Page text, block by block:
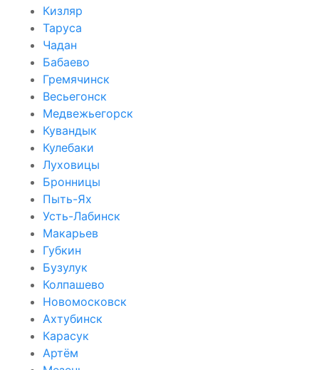
Кизляр
Таруса
Чадан
Бабаево
Гремячинск
Весьегонск
Медвежьегорск
Кувандык
Кулебаки
Луховицы
Бронницы
Пыть-Ях
Усть-Лабинск
Макарьев
Губкин
Бузулук
Колпашево
Новомосковск
Ахтубинск
Карасук
Артём